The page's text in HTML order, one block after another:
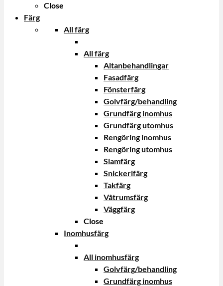
Close
Färg
All färg
All färg
Altanbehandlingar
Fasadfärg
Fönsterfärg
Golvfärg/behandling
Grundfärg inomhus
Grundfärg utomhus
Rengöring inomhus
Rengöring utomhus
Slamfärg
Snickerifärg
Takfärg
Våtrumsfärg
Väggfärg
Close
Inomhusfärg
All inomhusfärg
Golvfärg/behandling
Grundfärg inomhus